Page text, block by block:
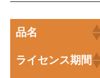
品名
ライセンス期間